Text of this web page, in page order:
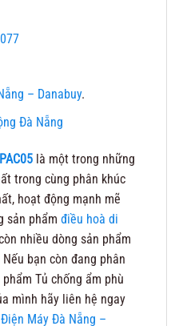
– Danabuy.
Đà Nẵng
là một trong những
trong cùng phân khúc
hoạt động mạnh mẽ
sản phẩm điều hoà di
nhiều dòng sản phẩm
bạn còn đang phân
Tủ chống ẩm phù
mình hãy liên hệ ngay
Điện Máy Đà Nẵng –